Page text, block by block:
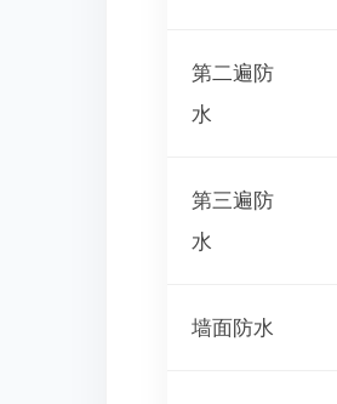
第二遍防
水
第三遍防
水
墙面防水